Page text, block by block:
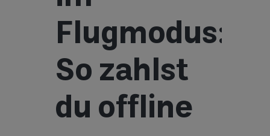
Flugmodus:
So zahlst
du offline